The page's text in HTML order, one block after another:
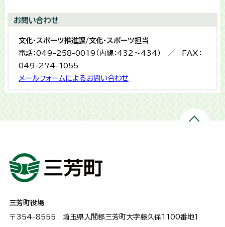
お問い合わせ
文化・スポーツ推進課/文化・スポーツ担当
電話：049-258-0019（内線：432〜434） ／ FAX：
049-274-1055
メールフォームによるお問い合わせ
三芳町役場
〒354-8555 埼玉県入間郡三芳町大字藤久保1100番地１